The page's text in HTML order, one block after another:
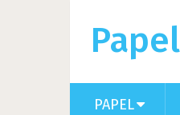
PAPEL